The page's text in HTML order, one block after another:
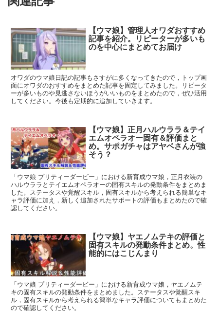
【ウマ娘】管理人オワダおすすめ
記事を紹介。リピーターが多いも
のを中心にまとめてお届け
オワダのウマ娘日記の記事もさすがに多くなってきたので，トップ画
面にオワダのおすすめをまとめた記事を固定してみました。リピータ
ーが多いものや見逃さないほうがいいものをまとめたので，ぜひ活用
してください。今後も定期的に追加していきます。
【ウマ娘】正月ハルウララ＆テイ
エムオペラオー固有＆評価まと
め。サポガチャはアヤベさんが強
そう？
「ウマ娘 プリティーダービー」における新育成ウマ娘，正月衣装の
ハルウララとテイエムオペラオーの固有スキルの発動条件をまとめま
した。ステータスや覚醒スキル，固有スキルから考えられる簡単なキ
ャラ評価に加え，新しく追加されたサポートの評価もまとめたので確
認してください。
【ウマ娘】ヤエノムテキの評価と
固有スキルの発動条件まとめ。性
能的にはこじんまり
「ウマ娘 プリティーダービー」における新育成ウマ娘，ヤエノムテ
キの固有スキルの発動条件をまとめました。ステータスや覚醒スキ
ル，固有スキルから考えられる簡単なキャラ評価についてもまとめた
ので確認してください。